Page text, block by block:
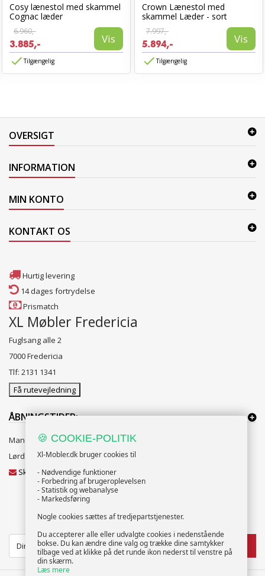
Cosy lænestol med skammel
Cognac læder
6.960,-
3.885,- Vis
Tilgængelig
Crown Lænestol med
skammel Læder - sort
7.997,-
5.894,- Vis
Tilgængelig
OVERSIGT
INFORMATION
MIN KONTO
KONTAKT OS
Hurtig levering
14 dages fortrydelse
Prismatch
XL Møbler Fredericia
Fuglsang alle 2
7000 Fredericia
Tlf: 2131 1341
Få rutevejledning
ÅBNINGSTIDER:
Mandag til Fredag 10:00 til 18:00
Lørdag og Søndag 10:00 til 16:00
Skriv til vores kundeservice
NYHEDSBREV
TILMELD
🍪 COOKIE-POLITIK
Xl-Mobler.dk bruger cookies til
- Nødvendige funktioner
- Forbedring af brugeroplevelsen
- Statistik og webanalyse
- Markedsføring
Nogle cookies sættes af tredjepartstjenester.
Du accepterer alle eller udvalgte cookies i nedenstående
bokse. Du kan ændre dine valg og trække dine samtykker
tilbage ved at klikke på det runde ikon nederst til venstre på
din skærm.
Læs mere